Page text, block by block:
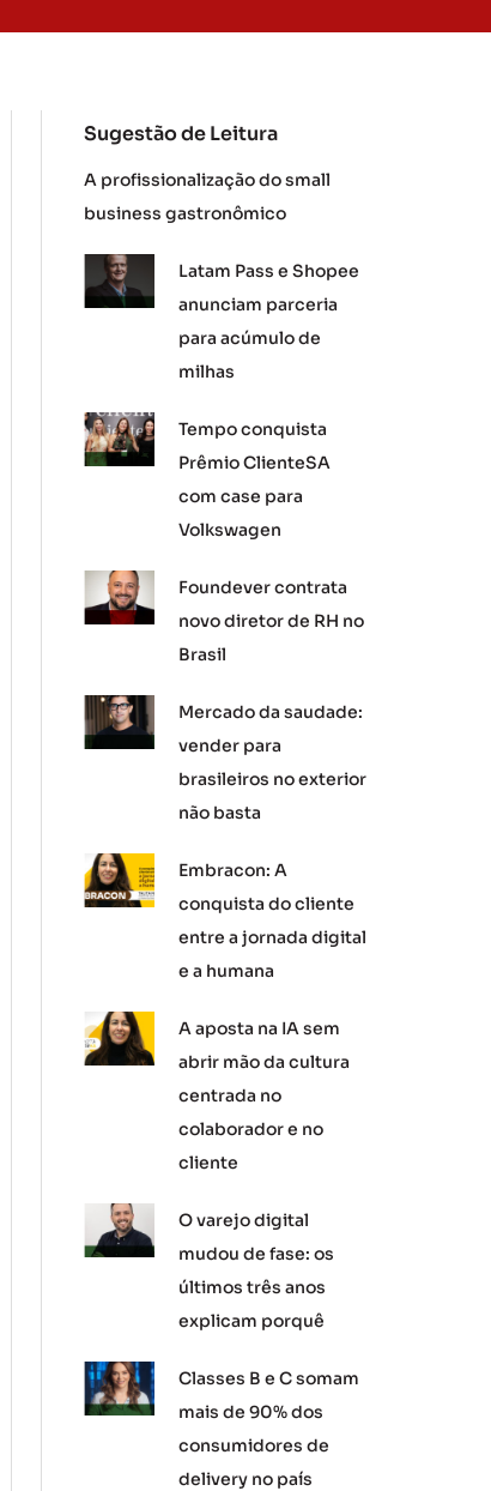
Sugestão de Leitura
A profissionalização do small
business gastronômico
Latam Pass e Shopee
anunciam parceria
para acúmulo de
milhas
Tempo conquista
Prêmio ClienteSA
com case para
Volkswagen
Foundever contrata
novo diretor de RH no
Brasil
Mercado da saudade:
vender para
brasileiros no exterior
não basta
Embracon: A
conquista do cliente
entre a jornada digital
e a humana
A aposta na IA sem
abrir mão da cultura
centrada no
colaborador e no
cliente
O varejo digital
mudou de fase: os
últimos três anos
explicam porquê
Classes B e C somam
mais de 90% dos
consumidores de
delivery no país